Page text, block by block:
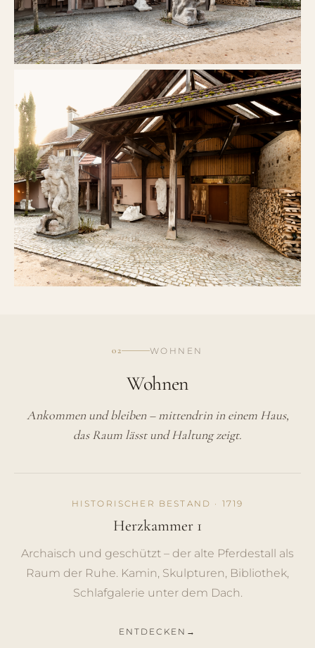
02 WOHNEN
Wohnen
Ankommen und bleiben – mittendrin in einem Haus,
das Raum lässt und Haltung zeigt.
HISTORISCHER BESTAND · 1719
Herzkammer 1
Archaisch und geschützt – der alte Pferdestall als
Raum der Ruhe. Kamin, Skulpturen, Bibliothek,
Schlafgalerie unter dem Dach.
ENTDECKEN